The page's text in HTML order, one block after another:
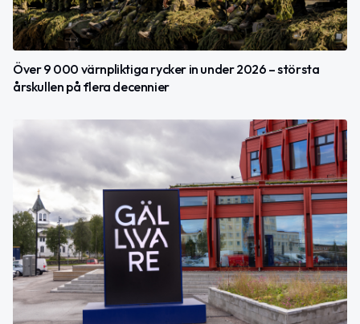
Över 9 000 värnpliktiga rycker in under 2026 – största
årskullen på flera decennier